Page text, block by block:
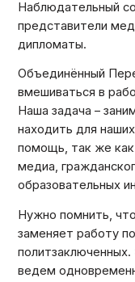
Наблюдательный
представители
дипломаты.
Объединённый
вмешиваться в
Наша задача –
находить для
помощь, так же
медиа,
образовательных
Нужно помнить,
заменяет работу
ведем